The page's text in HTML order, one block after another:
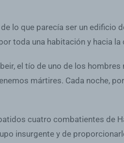
lo que parecía ser un edificio
toda una habitación y hacia la
el tío de uno de los
mártires. Cada noche,
cuatro combatientes de
insurgente y de